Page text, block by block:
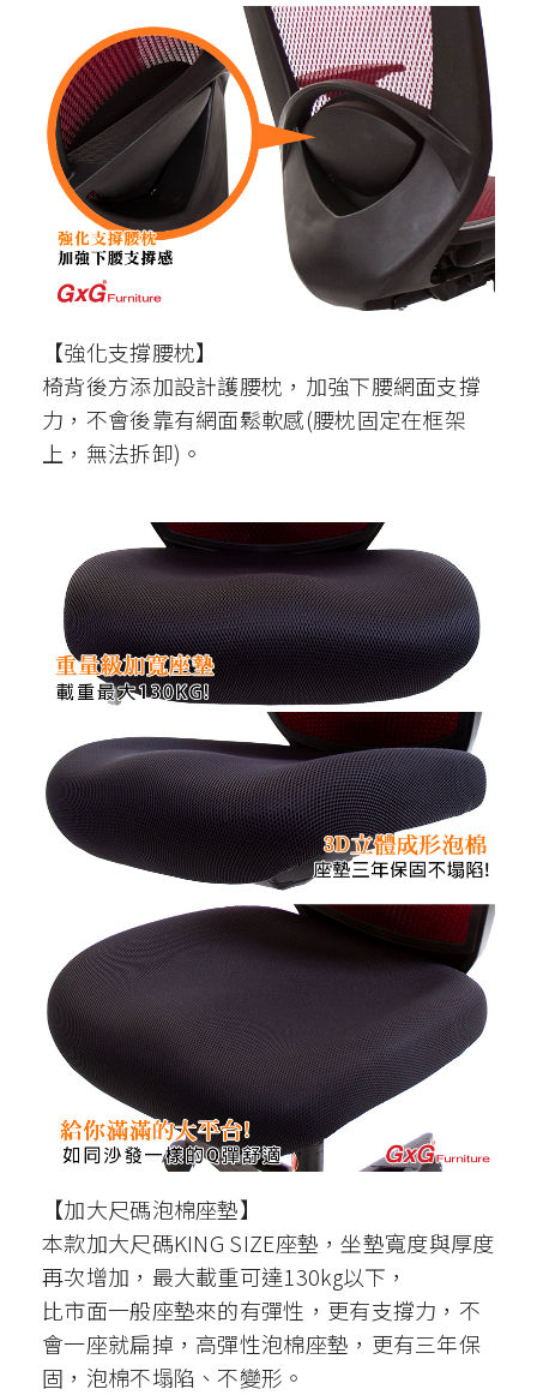
【強化支撐腰枕】
椅背後方添加設計護腰枕，加強下腰網面支撐
力，不會後靠有網面鬆軟感(腰枕固定在框架
上，無法拆卸)。
【加大尺碼泡棉座墊】
本款加大尺碼KING SIZE座墊，坐墊寬度與厚度
再次增加，最大載重可達130kg以下，
比市面一般座墊來的有彈性，更有支撐力，不
會一座就扁掉，高彈性泡棉座墊，更有三年保
固，泡棉不塌陷、不變形。